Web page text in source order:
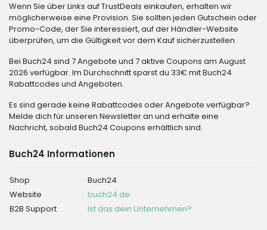
Wenn Sie über Links auf TrustDeals einkaufen, erhalten wir
möglicherweise eine Provision. Sie sollten jeden Gutschein oder
Promo-Code, der Sie interessiert, auf der Händler-Website
überprüfen, um die Gültigkeit vor dem Kauf sicherzustellen.
Bei Buch24 sind 7 Angebote und 7 aktive Coupons am August
2026 verfügbar. Im Durchschnitt sparst du 33€ mit Buch24
Rabattcodes und Angeboten.
Es sind gerade keine Rabattcodes oder Angebote verfügbar?
Melde dich für unseren Newsletter an und erhalte eine
Nachricht, sobald Buch24 Coupons erhältlich sind.
Buch24 Informationen
Shop
Buch24
Website
buch24.de
B2B Support
Ist das dein Unternehmen?